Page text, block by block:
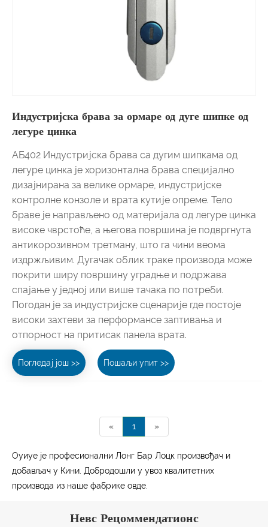
Индустријска брава за ормаре од дуге шипке од
легуре цинка
АБ402 Индустријска брава са дугим шипкама од
легуре цинка је хоризонтална брава специјално
дизајнирана за велике ормаре, индустријске
контролне конзоле и врата кутије опреме. Тело
браве је направљено од материјала од легуре цинка
високе чврстоће, а његова површина је подвргнута
антикорозивном третману, што га чини веома
издржљивим. Дугачак облик траке производа може
покрити ширу површину уградње и подржава
спајање у једној или више тачака по потреби.
Погодан је за индустријске сценарије где постоје
високи захтеви за перформансе заптивања и
отпорност на притисак панела врата.
Погледај још >> Пошаљи упит >>
« 1 »
Оуиуе је професионални Лонг Бар Лоцк произвођач и
добављач у Кини. Добродошли у увоз квалитетних
производа из наше фабрике овде.
Невс Рецоммендатионс